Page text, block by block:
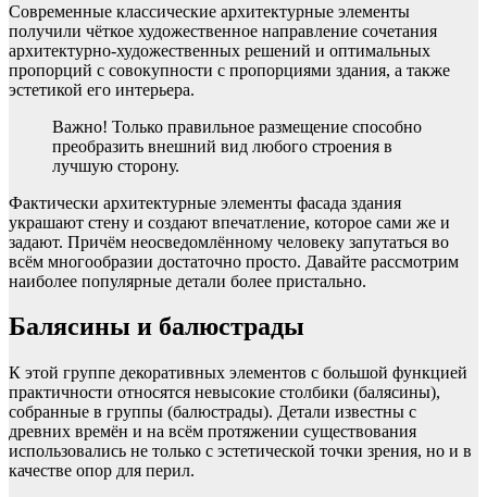
Современные классические архитектурные элементы
получили чёткое художественное направление сочетания
архитектурно-художественных решений и оптимальных
пропорций с совокупности с пропорциями здания, а также
эстетикой его интерьера.
Важно! Только правильное размещение способно
преобразить внешний вид любого строения в
лучшую сторону.
Фактически архитектурные элементы фасада здания
украшают стену и создают впечатление, которое сами же и
задают. Причём неосведомлённому человеку запутаться во
всём многообразии достаточно просто. Давайте рассмотрим
наиболее популярные детали более пристально.
Балясины и балюстрады
К этой группе декоративных элементов с большой функцией
практичности относятся невысокие столбики (балясины),
собранные в группы (балюстрады). Детали известны с
древних времён и на всём протяжении существования
использовались не только с эстетической точки зрения, но и в
качестве опор для перил.